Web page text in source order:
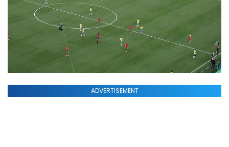
ADVERTISEMENT